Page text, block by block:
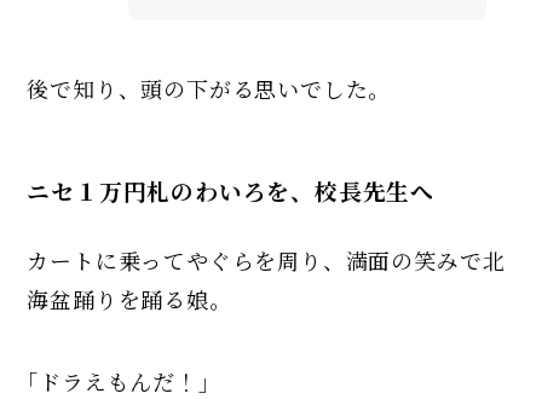
後で知り、頭の下がる思いでした。
ニセ１万円札のわいろを、校長先生へ
カートに乗ってやぐらを周り、満面の笑みで北
海盆踊りを踊る娘。
｢ドラえもんだ！｣